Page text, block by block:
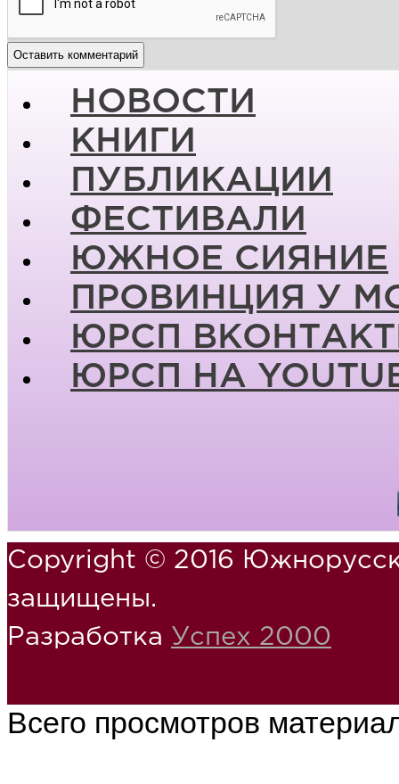
НОВОСТИ
КНИГИ
ПУБЛИКАЦИИ
ФЕСТИВАЛИ
ЮЖНОЕ СИЯНИЕ
ПРОВИНЦИЯ У
ЮРСП
ЮРСП НА
Copyright © 2016
защищены.
Разработка Успех 2000
Всего просмотров